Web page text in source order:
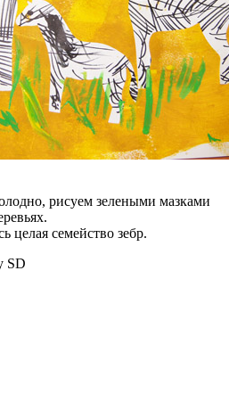
рисуем зелеными мазками
целая семейство зебр.
SD